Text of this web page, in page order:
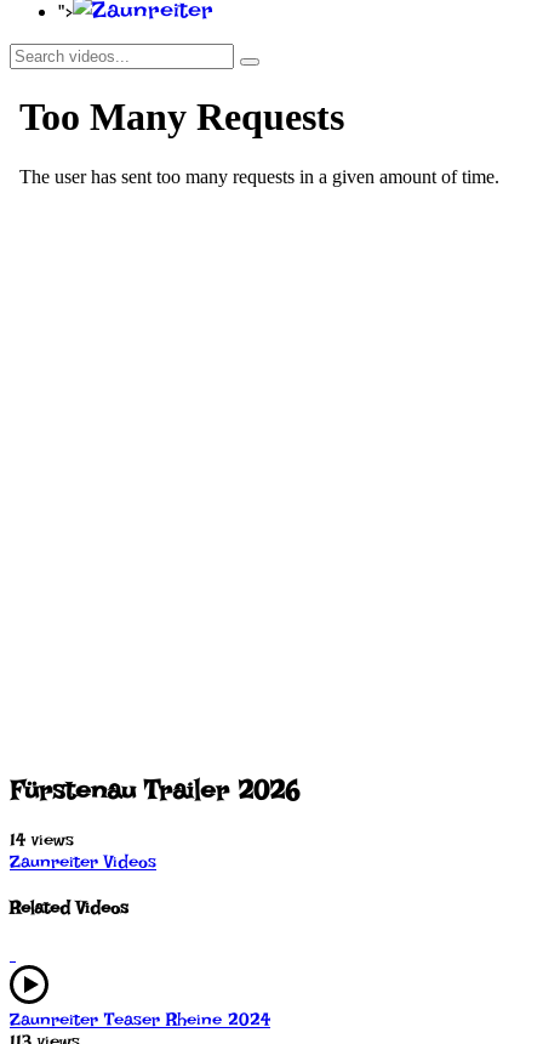
">
Fürstenau Trailer 2026
14 views
Zaunreiter Videos
Related Videos
Zaunreiter Teaser Rheine 2024